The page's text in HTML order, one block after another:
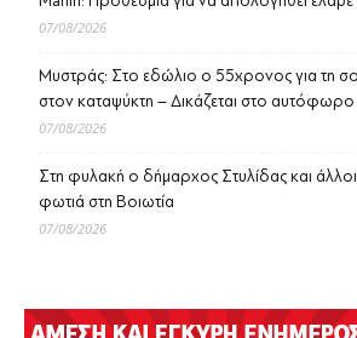
07/08/2026
Μυστράς: Στο εδώλιο ο 55χρονος για τη
στον καταψύκτη – Δικάζεται στο αυτόφωρο
07/08/2026
Στη φυλακή ο δήμαρχος Στυλίδας και
φωτιά στη Βοιωτία
07/08/2026